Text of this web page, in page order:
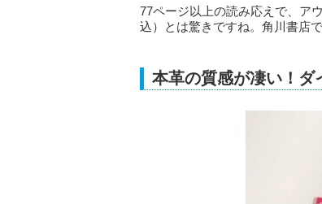
77ページ以上の読み応えで、ア
込）とは驚きですね。角川書店
本革の質感が凄い！ダ